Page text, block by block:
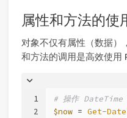
属性和方法的使
对象不仅有属性（数据）
和方法的调用是高效使用
1
2
# 操作 DateTime
$now = Get-Date